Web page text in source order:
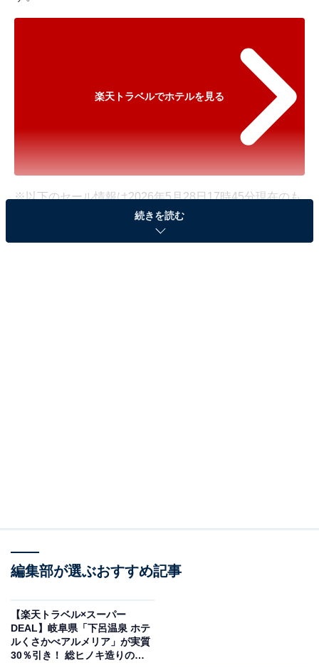
楽天トラベルでホテルを見る
※以下のセール情報は2026年5月28日17時45分現在のも
のです。料金の変更、満室の場合もあります。
※本記事で紹介している商品の購入やサービスの利用により、売上の一部が
続きを読む
編集部が選ぶおすすめ記事
【楽天トラベル×スーパー
DEAL】岐阜県「下呂温泉 ホテ
ルくさかべアルメリア」が実質
30％引き！ 総ヒノキ造りの大